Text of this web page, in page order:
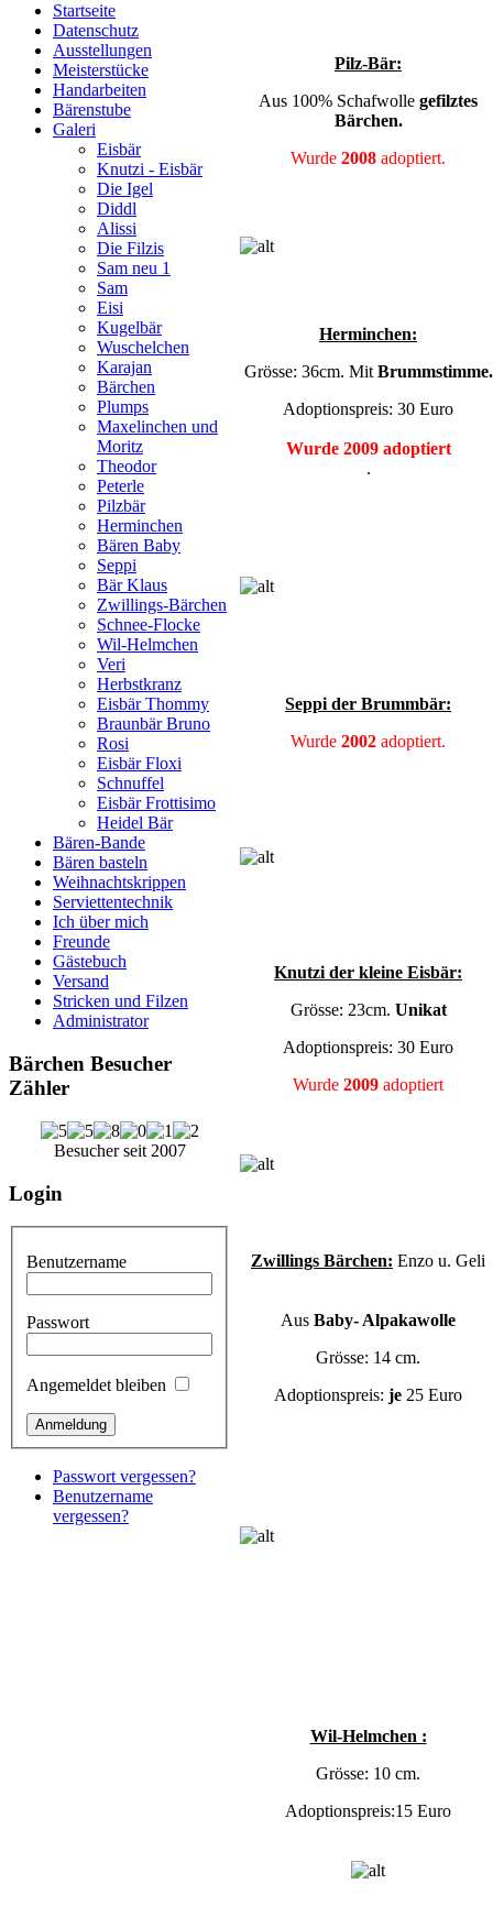
Startseite
Datenschutz
Ausstellungen
Meisterstücke
Handarbeiten
Bärenstube
Galeri
Eisbär
Knutzi - Eisbär
Die Igel
Diddl
Alissi
Die Filzis
Sam neu 1
Sam
Eisi
Kugelbär
Wuschelchen
Karajan
Bärchen
Plumps
Maxelinchen und
Moritz
Theodor
Peterle
Pilzbär
Herminchen
Bären Baby
Seppi
Bär Klaus
Zwillings-Bärchen
Schnee-Flocke
Wil-Helmchen
Veri
Herbstkranz
Eisbär Thommy
Braunbär Bruno
Rosi
Eisbär Floxi
Schnuffel
Eisbär Frottisimo
Heidel Bär
Bären-Bande
Bären basteln
Weihnachtskrippen
Serviettentechnik
Ich über mich
Freunde
Gästebuch
Versand
Stricken und Filzen
Administrator
Bärchen Besucher
Zähler
Besucher seit 2007
Login
Benutzername
Passwort
Angemeldet bleiben
Passwort vergessen?
Benutzername
vergessen?
Pilz-Bär:
Aus 100% Schafwolle gefilztes
Bärchen.
Wurde 2008 adoptiert.
Herminchen:
Grösse: 36cm. Mit Brummstimme.
Adoptionspreis: 30 Euro
Wurde 2009 adoptiert
.
Seppi der Brummbär:
Wurde 2002 adoptiert.
Knutzi der kleine Eisbär:
Grösse: 23cm. Unikat
Adoptionspreis: 30 Euro
Wurde 2009 adoptiert
Zwillings Bärchen: Enzo u. Geli
Aus Baby- Alpakawolle
Grösse: 14 cm.
Adoptionspreis: je 25 Euro
Wil-Helmchen :
Grösse: 10 cm.
Adoptionspreis:15 Euro